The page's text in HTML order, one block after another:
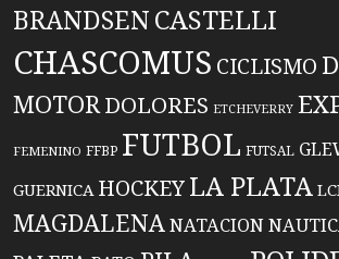
BRANDSENCASTELLI
CHASCOMUS CICLISMO
MOTORDOLORES ETCHEVERRY
FEMENINO FFBP FUTBOL FUTSAL
GUERNICA HOCKEYLA PLATA
MAGDALENANATACION